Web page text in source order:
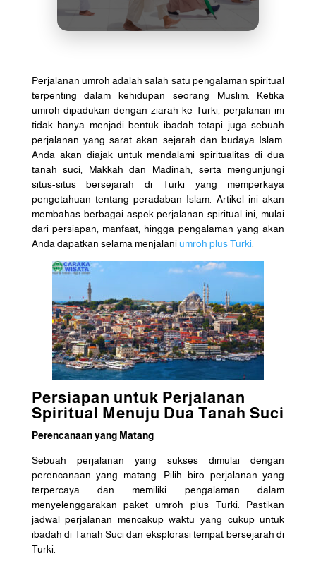
Perjalanan umroh adalah salah satu pengalaman spiritual
terpenting dalam kehidupan seorang Muslim. Ketika
umroh dipadukan dengan ziarah ke Turki, perjalanan ini
tidak hanya menjadi bentuk ibadah tetapi juga sebuah
perjalanan yang sarat akan sejarah dan budaya Islam.
Anda akan diajak untuk mendalami spiritualitas di dua
tanah suci, Makkah dan Madinah, serta mengunjungi
situs-situs bersejarah di Turki yang memperkaya
pengetahuan tentang peradaban Islam. Artikel ini akan
membahas berbagai aspek perjalanan spiritual ini, mulai
dari persiapan, manfaat, hingga pengalaman yang akan
Anda dapatkan selama menjalani umroh plus Turki
Persiapan untuk Perjalanan
Spiritual Menuju Dua Tanah Suci
Perencanaan yang Matang
Sebuah perjalanan yang sukses dimulai dengan
perencanaan yang matang. Pilih biro perjalanan yang
terpercaya dan memiliki pengalaman dalam
menyelenggarakan paket umroh plus Turki. Pastikan
jadwal perjalanan mencakup waktu yang cukup untuk
ibadah di Tanah Suci dan eksplorasi tempat bersejarah di
Turki.